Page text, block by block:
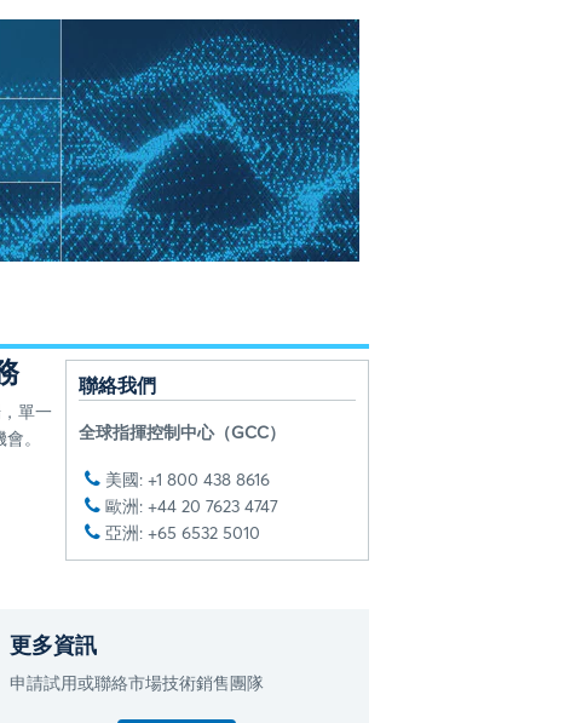
單一
。
聯絡我們
全球指揮控制中心（GCC）
美國: +1 800 438 8616
歐洲: +44 20 7623 4747
亞洲: +65 6532 5010
更多資訊
申請試用或聯絡市場技術銷售團隊